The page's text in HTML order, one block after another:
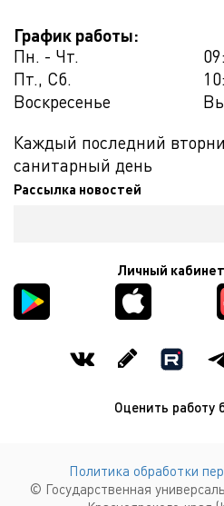
График работы:
Пн. - Чт.
Пт., Сб.
Воскресенье
Каждый последний
санитарный день
Рассылка новостей
Личный
Оценить работу
Политика обработки
© Государственная